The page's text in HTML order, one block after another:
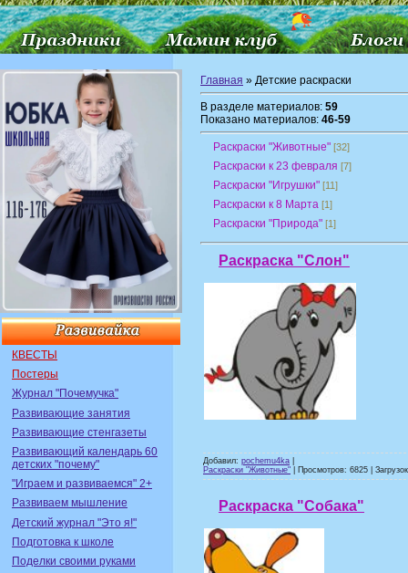
КВЕСТЫ
Постеры
Журнал "Почемучка"
Развивающие занятия
Развивающие стенгазеты
Развивающий календарь 60
детских "почему"
"Играем и развиваемся" 2+
Развиваем мышление
Детский журнал "Это я!"
Подготовка к школе
Поделки своими руками
Главная » Детские раскраски
В разделе материалов: 59
Показано материалов: 46-59
Раскраски "Животные" [32]
Раскраски к 23 февраля [7]
Раскраски "Игрушки" [11]
Раскраски к 8 Марта [1]
Раскраски "Природа" [1]
Раскраска "Слон"
Добавил: pochemu4ka
Раскраски "Животные" | Просмотров: 6825 |
Раскраска "Собака"